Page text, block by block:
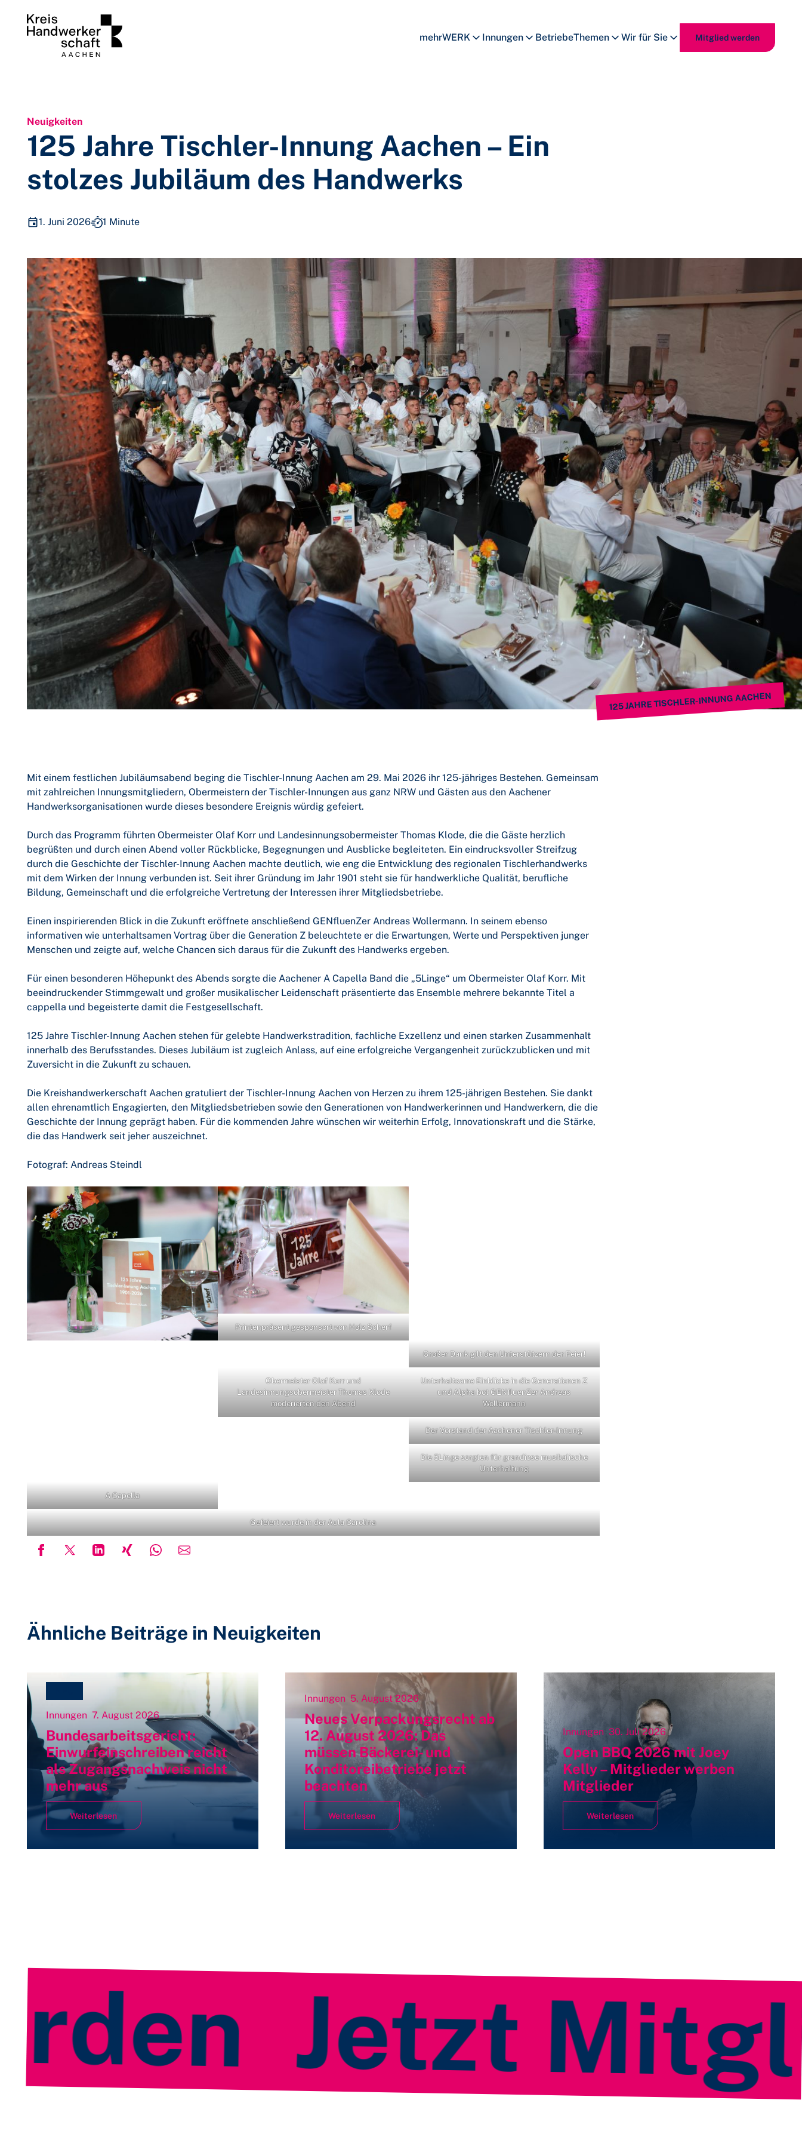
mehrWERK Innungen BetriebeThemen Wir für Sie Mitglied werden
Neuigkeiten
125 Jahre Tischler-Innung Aachen – Ein
stolzes Jubiläum des Handwerks
1. Juni 2026 1 Minute
125 JAHRE TISCHLER-INNUNG AACHEN
Mit einem festlichen Jubiläumsabend beging die Tischler-Innung Aachen am 29. Mai 2026 ihr 125-jähriges Bestehen. Gemeinsam
mit zahlreichen Innungsmitgliedern, Obermeistern der Tischler-Innungen aus ganz NRW und Gästen aus den Aachener
Handwerksorganisationen wurde dieses besondere Ereignis würdig gefeiert.
Durch das Programm führten Obermeister Olaf Korr und Landesinnungsobermeister Thomas Klode, die die Gäste herzlich
begrüßten und durch einen Abend voller Rückblicke, Begegnungen und Ausblicke begleiteten. Ein eindrucksvoller Streifzug
durch die Geschichte der Tischler-Innung Aachen machte deutlich, wie eng die Entwicklung des regionalen Tischlerhandwerks
mit dem Wirken der Innung verbunden ist. Seit ihrer Gründung im Jahr 1901 steht sie für handwerkliche Qualität, berufliche
Bildung, Gemeinschaft und die erfolgreiche Vertretung der Interessen ihrer Mitgliedsbetriebe.
Einen inspirierenden Blick in die Zukunft eröffnete anschließend GENfluenZer Andreas Wollermann. In seinem ebenso
informativen wie unterhaltsamen Vortrag über die Generation Z beleuchtete er die Erwartungen, Werte und Perspektiven junger
Menschen und zeigte auf, welche Chancen sich daraus für die Zukunft des Handwerks ergeben.
Für einen besonderen Höhepunkt des Abends sorgte die Aachener A Capella Band die „5Linge“ um Obermeister Olaf Korr. Mit
beeindruckender Stimmgewalt und großer musikalischer Leidenschaft präsentierte das Ensemble mehrere bekannte Titel a
cappella und begeisterte damit die Festgesellschaft.
125 Jahre Tischler-Innung Aachen stehen für gelebte Handwerkstradition, fachliche Exzellenz und einen starken Zusammenhalt
innerhalb des Berufsstandes. Dieses Jubiläum ist zugleich Anlass, auf eine erfolgreiche Vergangenheit zurückzublicken und mit
Zuversicht in die Zukunft zu schauen.
Die Kreishandwerkerschaft Aachen gratuliert der Tischler-Innung Aachen von Herzen zu ihrem 125-jährigen Bestehen. Sie dankt
allen ehrenamtlich Engagierten, den Mitgliedsbetrieben sowie den Generationen von Handwerkerinnen und Handwerkern, die die
Geschichte der Innung geprägt haben. Für die kommenden Jahre wünschen wir weiterhin Erfolg, Innovationskraft und die Stärke,
die das Handwerk seit jeher auszeichnet.
Fotograf: Andreas Steindl
Printenpräsent gesponsort von Holz Scherf
Großer Dank gilt den Unterstützern der Feier!
Obermeister Olaf Korr und
Landesinnungsobermeister Thomas Klode
moderierten den Abend
Unterhaltsame Einblicke in die Generationen Z
und Alpha bot GENfluenZer Andreas
Wollermann
Der Vorstand der Aachener Tischler-Innung
Die 5Linge sorgten für grandiose musikalische
Unterhaltung
A Capella
Gefeiert wurde in der Aula Carolina
Ähnliche Beiträge in Neuigkeiten
Innungen 7. August 2026
Bundesarbeitsgericht:
Einwurfeinschreiben reicht
als Zugangsnachweis nicht
mehr aus
Weiterlesen
Innungen 5. August 2026
Neues Verpackungsrecht ab
12. August 2026: Das
müssen Bäckerei- und
Konditoreibetriebe jetzt
beachten
Weiterlesen
Innungen 30. Juli 2026
Open BBQ 2026 mit Joey
Kelly – Mitglieder werben
Mitglieder
Weiterlesen
Jetzt Mitglied